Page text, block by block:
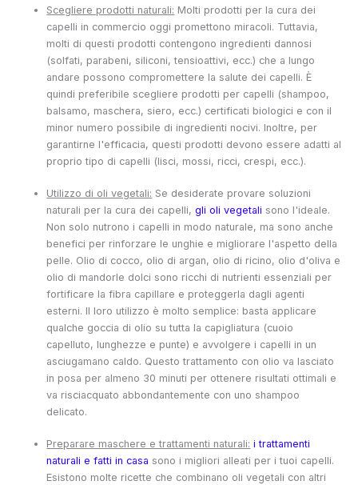
Scegliere prodotti naturali: Molti prodotti per la cura dei
capelli in commercio oggi promettono miracoli. Tuttavia,
molti di questi prodotti contengono ingredienti dannosi
(solfati, parabeni, siliconi, tensioattivi, ecc.) che a lungo
andare possono compromettere la salute dei capelli. È
quindi preferibile scegliere prodotti per capelli (shampoo,
balsamo, maschera, siero, ecc.) certificati biologici e con il
minor numero possibile di ingredienti nocivi. Inoltre, per
garantirne l'efficacia, questi prodotti devono essere adatti al
proprio tipo di capelli (lisci, mossi, ricci, crespi, ecc.).
Utilizzo di oli vegetali: Se desiderate provare soluzioni
naturali per la cura dei capelli,gli oli vegetali sono l'ideale.
Non solo nutrono i capelli in modo naturale, ma sono anche
benefici per rinforzare le unghie e migliorare l'aspetto della
pelle. Olio di cocco, olio di argan, olio di ricino, olio d'oliva e
olio di mandorle dolci sono ricchi di nutrienti essenziali per
fortificare la fibra capillare e proteggerla dagli agenti
esterni. Il loro utilizzo è molto semplice: basta applicare
qualche goccia di olio su tutta la capigliatura (cuoio
capelluto, lunghezze e punte) e avvolgere i capelli in un
asciugamano caldo. Questo trattamento con olio va lasciato
in posa per almeno 30 minuti per ottenere risultati ottimali e
va risciacquato abbondantemente con uno shampoo
delicato.
Preparare maschere e trattamenti naturali: i trattamenti
naturali e fatti in casa sono i migliori alleati per i tuoi capelli.
Esistono molte ricette che combinano oli vegetali con altri